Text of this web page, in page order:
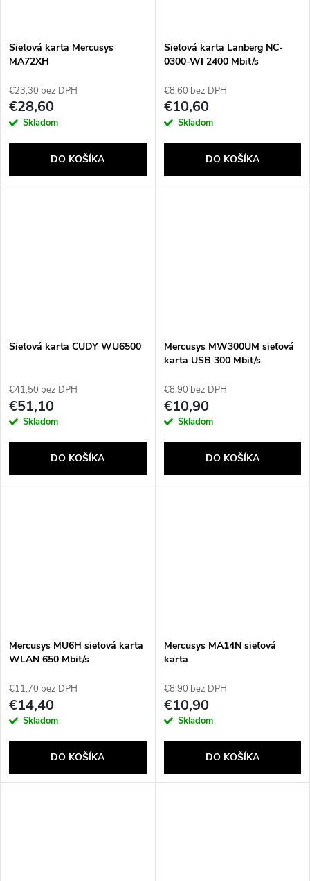
Sieťová karta Mercusys
MA72XH
€23,30 bez DPH
€28,60
Skladom
DO KOŠÍKA
Sieťová karta Lanberg NC-
0300-WI 2400 Mbit/s
€8,60 bez DPH
€10,60
Skladom
DO KOŠÍKA
Sieťová karta CUDY WU6500
€41,50 bez DPH
€51,10
Skladom
DO KOŠÍKA
Mercusys MW300UM sieťová
karta USB 300 Mbit/s
€8,90 bez DPH
€10,90
Skladom
DO KOŠÍKA
Mercusys MU6H sieťová karta
WLAN 650 Mbit/s
€11,70 bez DPH
€14,40
Skladom
DO KOŠÍKA
Mercusys MA14N sieťová
karta
€8,90 bez DPH
€10,90
Skladom
DO KOŠÍKA